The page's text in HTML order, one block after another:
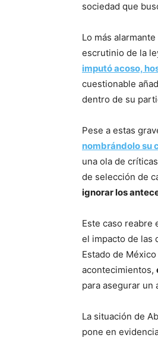
sociedad que
Lo más
escrutinio de la
imputó acoso,
cuestionable
dentro de su
Pese a estas
nombrándolo su
una ola de
de selección de
ignorar los
Este caso reabre
el impacto de las
Estado de
acontecimientos,
para asegurar
La situación de
pone en